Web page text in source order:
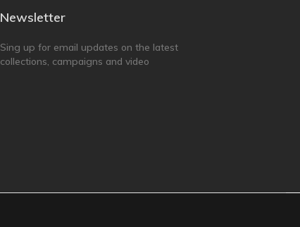
Newsletter
Sing up for email updates on the latest
collections, campaigns and video